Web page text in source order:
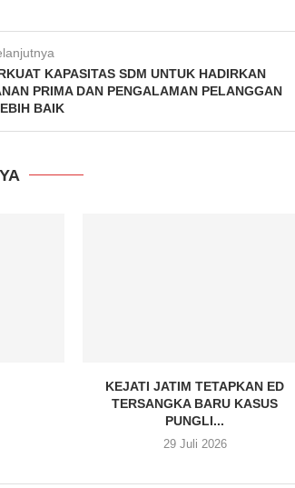
KAPASITAS SDM UNTUK HADIRKAN
PRIMA DAN PENGALAMAN PELANGGAN
BAIK
KEJATI JATIM TETAPKAN ED
TERSANGKA BARU KASUS
PUNGLI...
29 Juli 2026